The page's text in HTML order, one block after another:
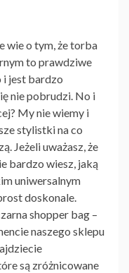
wie o tym, że torba
to prawdziwe
i jest bardzo
nie pobrudzi. No i
My nie wiemy i
stylistki na co
Jeżeli uważasz, że
bardzo wiesz, jaką
uniwersalnym
doskonale.
shopper bag –
naszego sklepu
są zróżnicowane